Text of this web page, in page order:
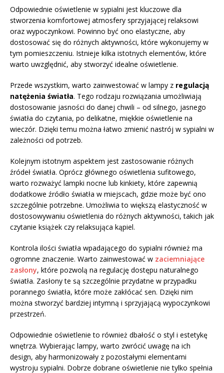
Odpowiednie oświetlenie w sypialni jest kluczowe dla
stworzenia komfortowej atmosfery sprzyjającej relaksowi
oraz wypoczynkowi. Powinno być ono elastyczne, aby
dostosować się do różnych aktywności, które wykonujemy w
tym pomieszczeniu. Istnieje kilka istotnych elementów, które
warto uwzględnić, aby stworzyć idealne oświetlenie.
Przede wszystkim, warto zainwestować w lampy z regulacją
natężenia światła. Tego rodzaju rozwiązania umożliwiają
dostosowanie jasności do danej chwili – od silnego, jasnego
światła do czytania, po delikatne, miękkie oświetlenie na
wieczór. Dzięki temu można łatwo zmienić nastrój w sypialni w
zależności od potrzeb.
Kolejnym istotnym aspektem jest zastosowanie różnych
źródeł światła. Oprócz głównego oświetlenia sufitowego,
warto rozważyć lampki nocne lub kinkiety, które zapewnią
dodatkowe źródło światła w miejscach, gdzie może być ono
szczególnie potrzebne. Umożliwia to większą elastyczność w
dostosowywaniu oświetlenia do różnych aktywności, takich jak
czytanie książek czy relaksująca kąpiel.
Kontrola ilości światła wpadającego do sypialni również ma
ogromne znaczenie. Warto zainwestować w zaciemniające
zasłony, które pozwolą na regulację dostępu naturalnego
światła. Zasłony te są szczególnie przydatne w przypadku
porannego światła, które może zakłócać sen. Dzięki nim
można stworzyć bardziej intymną i sprzyjającą wypoczynkowi
przestrzeń.
Odpowiednie oświetlenie to również dbałość o styl i estetykę
wnętrza. Wybierając lampy, warto zwrócić uwagę na ich
design, aby harmonizowały z pozostałymi elementami
wystroju sypialni. Dobrze dobrane oświetlenie nie tylko spełnia